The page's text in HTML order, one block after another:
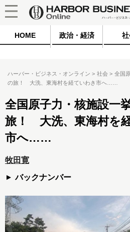
HOME 政治・経済
ハーバー・ビジネス・オンライン 社会
全国
の旅！ 大洗、東海村を経ていわき市へ……
全国原子力・核施設一
旅！ 大洗、東海村を
市へ……
牧田寛
バックナンバー